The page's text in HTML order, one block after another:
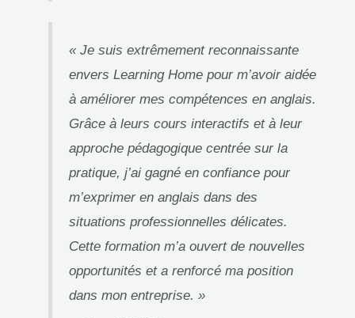
« Je suis extrêmement reconnaissante
envers Learning Home pour m’avoir aidée
à améliorer mes compétences en anglais.
Grâce à leurs cours interactifs et à leur
approche pédagogique centrée sur la
pratique, j’ai gagné en confiance pour
m’exprimer en anglais dans des
situations professionnelles délicates.
Cette formation m’a ouvert de nouvelles
opportunités et a renforcé ma position
dans mon entreprise. »